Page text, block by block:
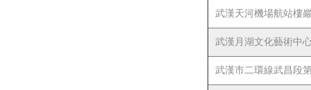
武漢天河機場航站樓
武漢月湖文化藝術中
武漢市二環線武昌段